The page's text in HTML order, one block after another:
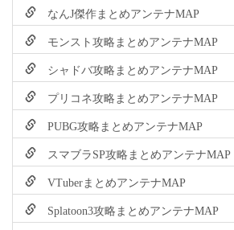
なんJ傑作まとめアンテナMAP
モンスト攻略まとめアンテナMAP
シャドバ攻略まとめアンテナMAP
プリコネ攻略まとめアンテナMAP
PUBG攻略まとめアンテナMAP
スマブラSP攻略まとめアンテナMAP
VTuberまとめアンテナMAP
Splatoon3攻略まとめアンテナMAP